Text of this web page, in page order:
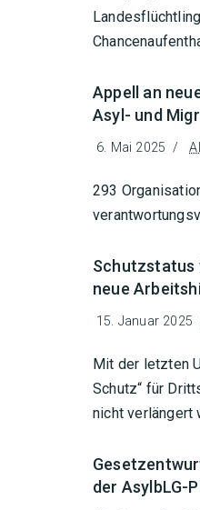
Appell an
Asyl- und
6. Mai 2025
293
Schutzstatus
neue
15. Januar 2025
Mit der letzten
Schutz“ für
nicht verlängert
der AsylbLG-